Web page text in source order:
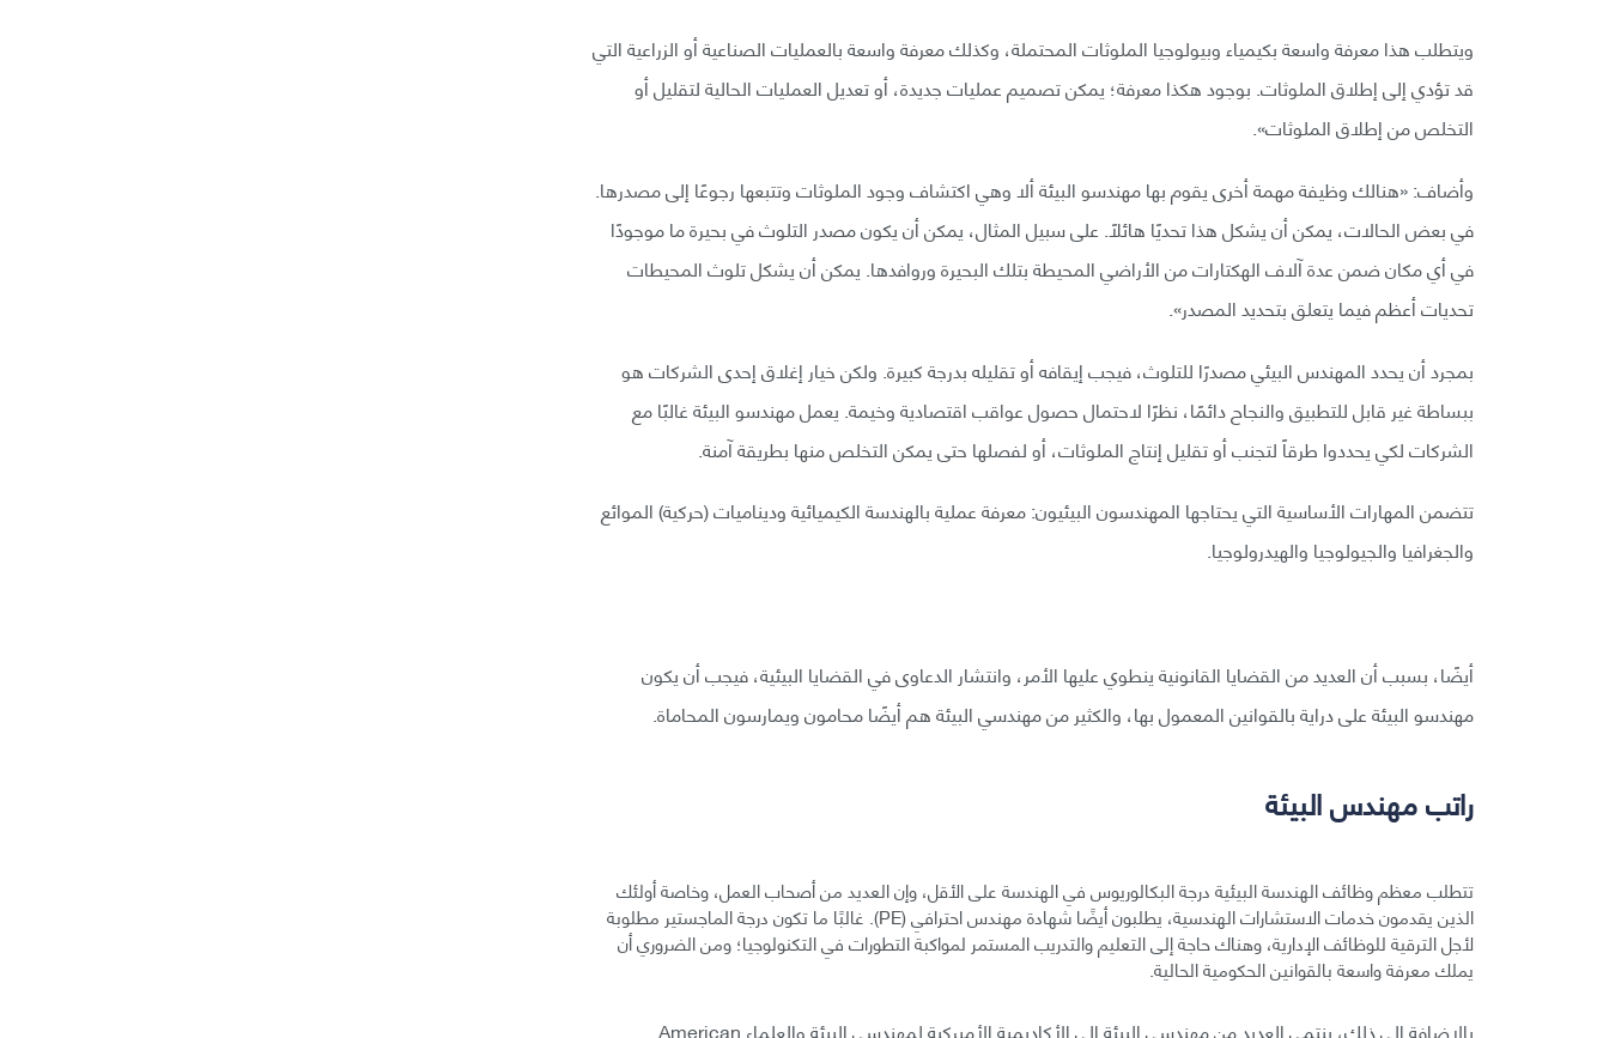
ويتطلب هذا معرفة واسعة بكيمياء وبيولوجيا الملوثات المحتملة، وكذلك معرفة واسعة بالعمليات الصناعية أو الزراعية التي
قد تؤدي إلى إطلاق الملوثات. بوجود هكذا معرفة؛ يمكن تصميم عمليات جديدة، أو تعديل العمليات الحالية لتقليل أو
التخلص من إطلاق الملوثات».
وأضاف: «هنالك وظيفة مهمة أخرى يقوم بها مهندسو البيئة ألا وهي اكتشاف وجود الملوثات وتتبعها رجوعًا إلى مصدرها.
في بعض الحالات، يمكن أن يشكل هذا تحديًا هائلًا. على سبيل المثال، يمكن أن يكون مصدر التلوث في بحيرة ما موجودًا
في أي مكان ضمن عدة آلاف الهكتارات من الأراضي المحيطة بتلك البحيرة وروافدها. يمكن أن يشكل تلوث المحيطات
تحديات أعظم فيما يتعلق بتحديد المصدر».
بمجرد أن يحدد المهندس البيئي مصدرًا للتلوث، فيجب إيقافه أو تقليله بدرجة كبيرة. ولكن خيار إغلاق إحدى الشركات هو
ببساطة غير قابل للتطبيق والنجاح دائمًا، نظرًا لاحتمال حصول عواقب اقتصادية وخيمة. يعمل مهندسو البيئة غالبًا مع
الشركات لكي يحددوا طرقاً لتجنب أو تقليل إنتاج الملوثات، أو لفصلها حتى يمكن التخلص منها بطريقة آمنة.
تتضمن المهارات الأساسية التي يحتاجها المهندسون البيئيون: معرفة عملية بالهندسة الكيميائية وديناميات (حركية) الموائع
والجغرافيا والجيولوجيا والهيدرولوجيا.
أيضًا، بسبب أن العديد من القضايا القانونية ينطوي عليها الأمر، وانتشار الدعاوى في القضايا البيئية، فيجب أن يكون
مهندسو البيئة على دراية بالقوانين المعمول بها، والكثير من مهندسي البيئة هم أيضًا محامون ويمارسون المحاماة.
راتب مهندس البيئة
تتطلب معظم وظائف الهندسة البيئية درجة البكالوريوس في الهندسة على الأقل، وإن العديد من أصحاب العمل، وخاصة أولئك
الذين يقدمون خدمات الاستشارات الهندسية، يطلبون أيضًا شهادة مهندس احترافي (PE). غالبًا ما تكون درجة الماجستير مطلوبة
لأجل الترقية للوظائف الإدارية، وهناك حاجة إلى التعليم والتدريب المستمر لمواكبة التطورات في التكنولوجيا؛ ومن الضروري أن
يملك معرفة واسعة بالقوانين الحكومية الحالية.
بالإضافة إلى ذلك، ينتمي العديد من مهندسي البيئة إلى الأكاديمية الأميركية لمهندسي البيئة والعلماء American